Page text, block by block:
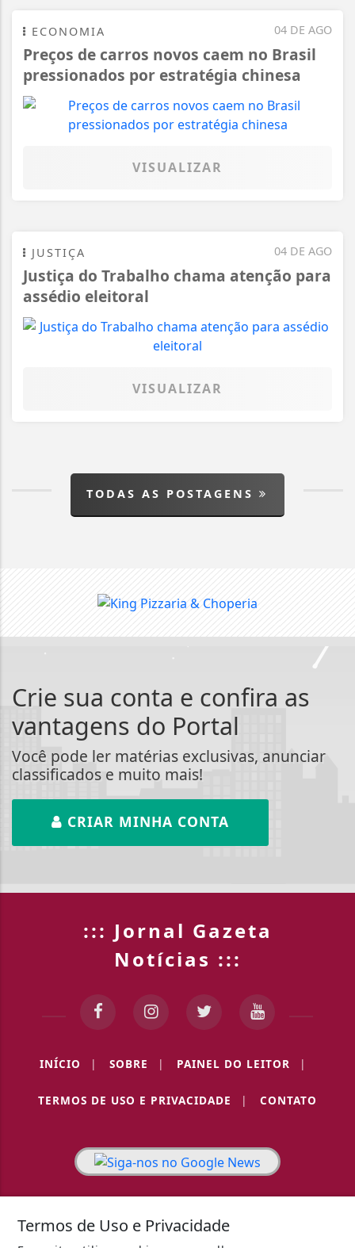
04 DE AGO
ECONOMIA
Preços de carros novos caem no Brasil
pressionados por estratégia chinesa
VISUALIZAR
04 DE AGO
JUSTIÇA
Justiça do Trabalho chama atenção para
assédio eleitoral
VISUALIZAR
TODAS AS POSTAGENS
Crie sua conta e confira as
vantagens do Portal
Você pode ler matérias exclusivas, anunciar
classificados e muito mais!
CRIAR MINHA CONTA
::: Jornal Gazeta
Notícias :::
INÍCIO | SOBRE | PAINEL DO LEITOR |
TERMOS DE USO E PRIVACIDADE | CONTATO
3W CONTROL - TODOS OS DIREITOS RESERVADOS
Termos de Uso e Privacidade